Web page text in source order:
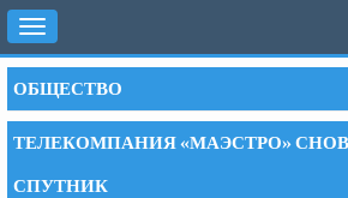
Toggle
navigation
ОБЩЕСТВО
ТЕЛЕКОМПАНИЯ «МАЭСТРО»
СПУТНИК